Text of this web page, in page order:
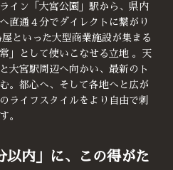
イン「大宮公園」駅から、県内
直通４分でダイレクトに繋がり
といった大型商業施設が集まる
」として使いこなせる立地 。天
大宮駅周辺へ向かい、最新のト
。都心へ、そして各地へと広が
ライフスタイルをより自由で刺
。
以内」に、この得がた